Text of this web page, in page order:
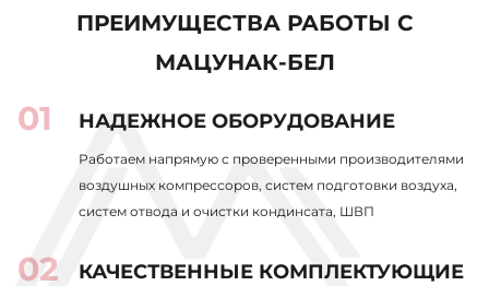
ПРЕИМУЩЕСТВА РАБОТЫ С
МАЦУНАК-БЕЛ
НАДЕЖНОЕ ОБОРУДОВАНИЕ
Работаем напрямую с проверенными производителями
воздушных компрессоров, систем подготовки воздуха,
систем отвода и очистки кондинсата, ШВП
КАЧЕСТВЕННЫЕ КОМПЛЕКТУЮЩИЕ